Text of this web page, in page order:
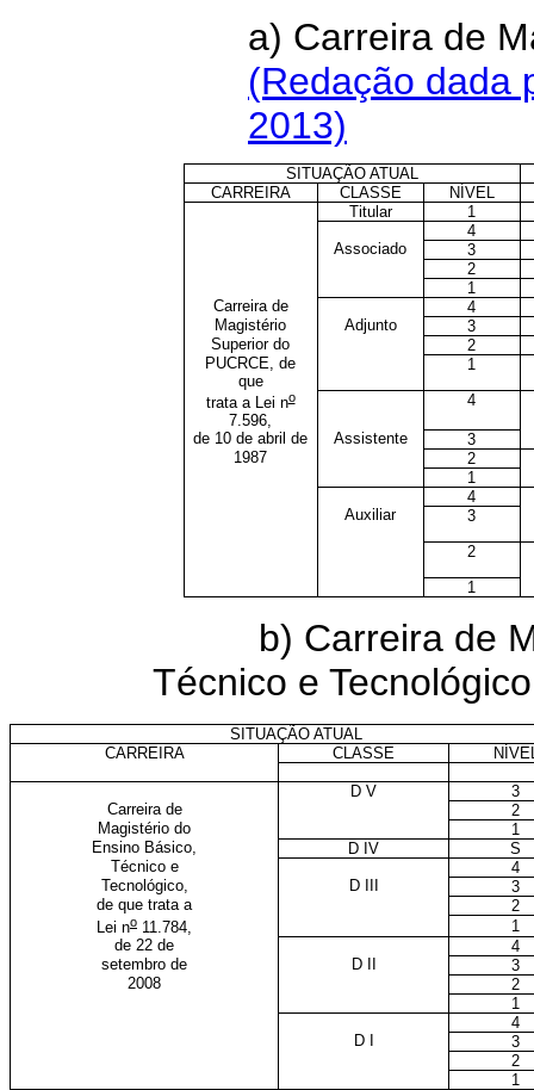
a) Carreira
(Redação dada
2013)
SITUAÇÃO ATUAL
CARREIRA
CLASSE
NÍVEL
Titular
1
4
Associado
3
2
1
Carreira de
4
Magistério
Adjunto
3
Superior do
2
PUCRCE, de
que
1
trata a Lei no
7.596,
4
de 10 de abril de Assistente
3
1987
2
1
4
Auxiliar
3
2
1
b) Carreira de
Técnico e Tecnológico
SITUAÇÃO ATUAL
CARREIRA
CLASSE
D V
3
Carreira de
2
Magistério do
1
Ensino Básico,
D IV
S
Técnico e
4
Tecnológico,
D III
3
de que trata a
2
Lei no 11.784,
1
de 22 de
4
setembro de
D II
3
2008
2
1
4
D I
3
2
1